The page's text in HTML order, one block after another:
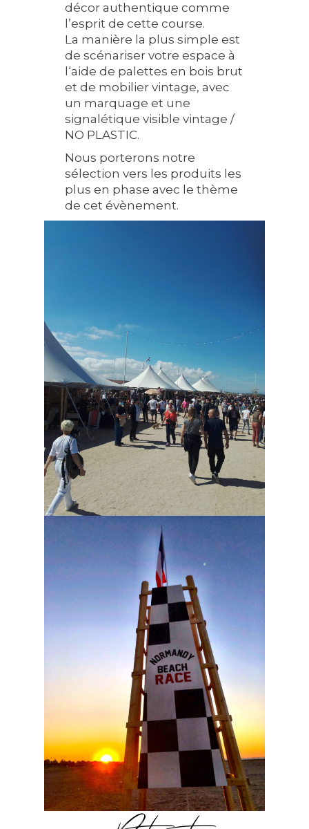
décor authentique comme
l’esprit de cette course.
La manière la plus simple est
de scénariser votre espace à
l‘aide de palettes en bois brut
et de mobilier vintage, avec
un marquage et une
signalétique visible vintage /
NO PLASTIC.
Nous porterons notre
sélection vers les produits les
plus en phase avec le thème
de cet évènement.